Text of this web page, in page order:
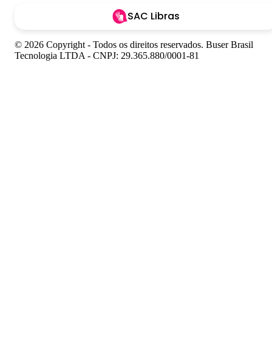
SAC Libras
© 2026 Copyright - Todos os direitos reservados. Buser Brasil
Tecnologia LTDA - CNPJ: 29.365.880/0001-81